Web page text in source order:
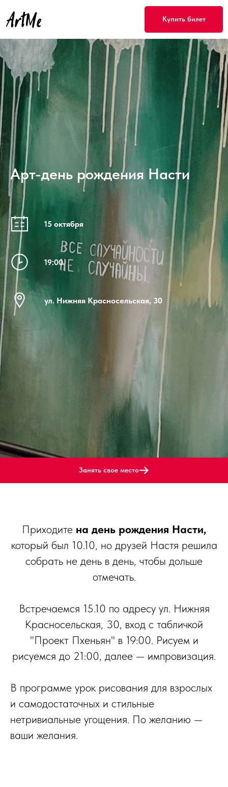
Купить билет
Арт-день рождения Насти
15 октября
19:00
ул. Нижняя Красносельская, 30
Занять свое место
Приходите на день рождения Насти,
который был 10.10, но друзей Настя решила
собрать не день в день, чтобы дольше
отмечать.
Встречаемся 15.10 по адресу ул. Нижняя
Красносельская, 30, вход с табличкой
"Проект Пхеньян" в 19:00. Рисуем и
рисуемся до 21:00, далее — импровизация.
В программе урок рисования для взрослых
и самодостаточных и стильные
нетривиальные угощения. По желанию —
ваши желания.